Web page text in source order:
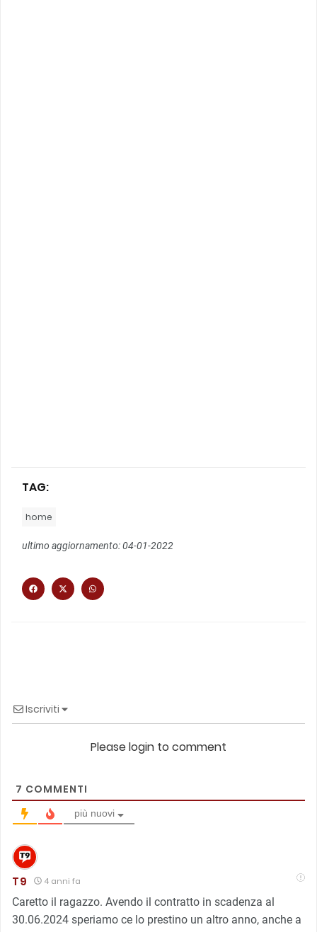
TAG:
home
ultimo aggiornamento: 04-01-2022
Iscriviti
Please login to comment
7 COMMENTI
più nuovi
T9 4 anni fa
Caretto il ragazzo. Avendo il contratto in scadenza al
30.06.2024 speriamo ce lo prestino un altro anno, anche a